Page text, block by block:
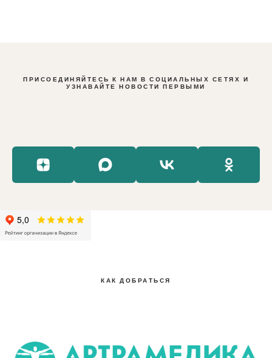
ПРИСОЕДИНЯЙТЕСЬ К НАМ В СОЦИАЛЬНЫХ СЕТЯХ И
УЗНАВАЙТЕ НОВОСТИ ПЕРВЫМИ
КАК ДОБРАТЬСЯ